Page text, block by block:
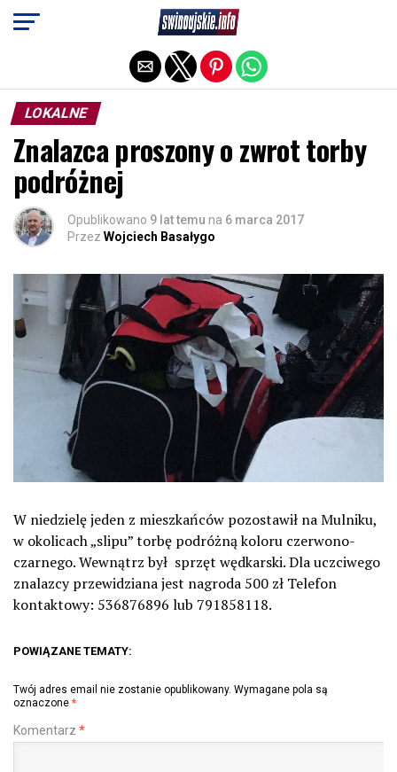
LOKALNE
Znalazca proszony o zwrot torby
podróżnej
Opublikowano 9 lat temu na 6 marca 2017
Przez Wojciech Basałygo
W niedzielę jeden z mieszkańców pozostawił na Mulniku,
w okolicach „slipu” torbę podróżną koloru czerwono-
czarnego. Wewnątrz był sprzęt wędkarski. Dla uczciwego
znalazcy przewidziana jest nagroda 500 zł Telefon
kontaktowy: 536876896 lub 791858118.
POWIĄZANE TEMATY:
Twój adres email nie zostanie opublikowany. Wymagane pola są
oznaczone *
Komentarz *
Exit mobile version